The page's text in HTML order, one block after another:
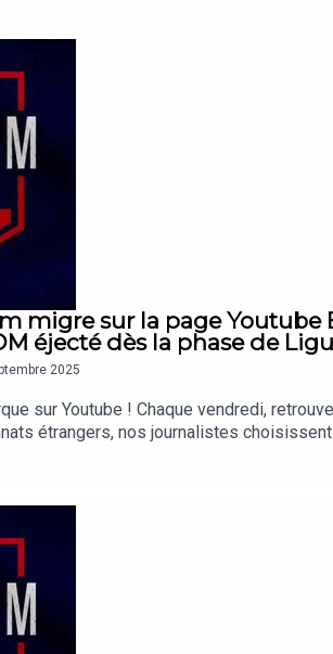
migre sur la page
éjecté dès la phase de
2025
sur Youtube ! Chaque vendredi,
étrangers, nos journalistes
: https://www.youtube.com/